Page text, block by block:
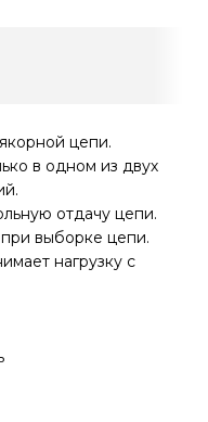
цепи.
в одном из двух
отдачу цепи.
выборке цепи.
нагрузку с